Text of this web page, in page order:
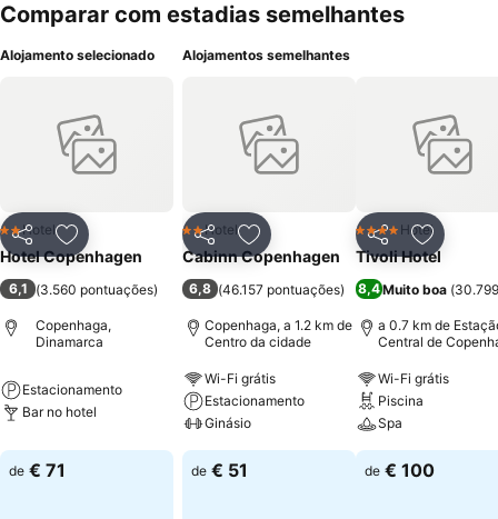
a internet, ferro/tábua de passar roupa, telefone/fax, janelas com
secador de cabelo.O hóspede poderá optar por quarto para não
reuniões/banquetes, câmbio e fax/xerox.Os hóspedes poderão
desfrutar de passeios de bicicletas e restaurante com buffet de
café-da-manhã continental.
Comparar com estadias semelhantes
Alojamento selecionado
PartilharAdicionar aos favoritos
2 Estrelas
Hotel
Hotel Copenhagen
6,1 (3.560 pontuações)
Copenhaga,
Dinamarca
Estacionamento
Bar no hotel
de € 71
Alojamentos semelhantes
PartilharAdicionar aos favoritos
2 Estrelas
Hotel
Cabinn Copenhagen
6,8 (46.157 pontuações)
Copenhaga, a 1.2 km de
Centro da cidade
Wi-Fi grátis
Estacionamento
Ginásio
de € 51
Partilhar
4 EstrelasHotel
Tivoli Hotel
8,4Muito boa (
a 0.7 km de
Central de
Wi-Fi grátis
Piscina
Spa
de € 100